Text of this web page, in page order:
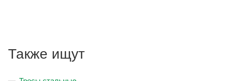
Также ищут